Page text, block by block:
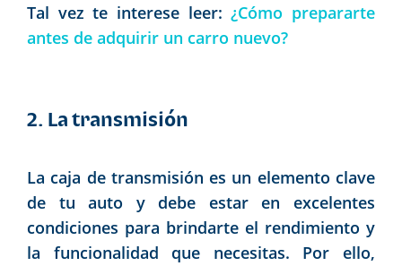
Tal vez te interese leer:¿Cómo prepararte
antes de adquirir un carro nuevo?
2. La transmisión
La caja de transmisión es un elemento clave
de tu auto y debe estar en excelentes
condiciones para brindarte el rendimiento y
la funcionalidad que necesitas. Por ello,